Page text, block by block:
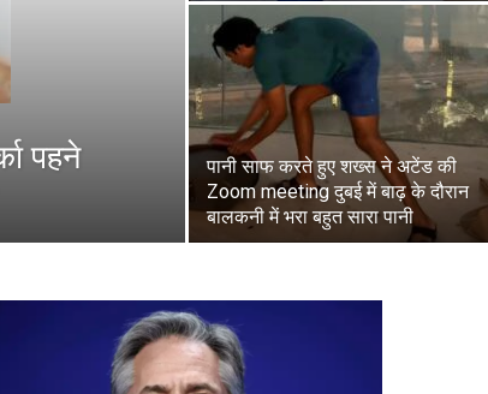
पहने
पानी साफ करते हुए शख्स ने अटेंड की
Zoom meeting दुबई में बाढ़ के दौरान
बालकनी में भरा बहुत सारा पानी